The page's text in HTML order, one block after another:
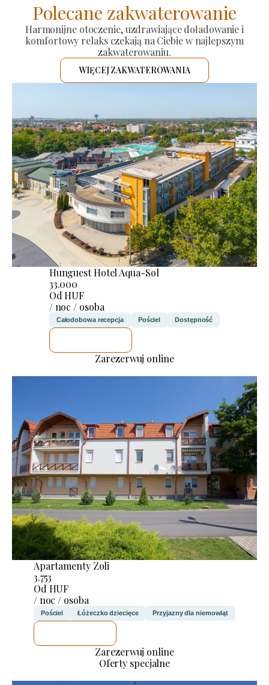
Polecane zakwaterowanie
Harmonijne otoczenie, uzdrawiające doładowanie i
komfortowy relaks czekają na Ciebie w najlepszym
zakwaterowaniu.
WIĘCEJ ZAKWATEROWANIA
Hunguest Hotel Aqua-Sol
33.000
Od HUF
/ noc / osoba
Całodobowa recepcja Pościel Dostępność
Zarezerwuj online
Apartamenty Zoli
3.753
Od HUF
/ noc / osoba
Pościel Łóżeczko dziecięce Przyjazny dla niemowląt
Zarezerwuj online
Oferty specjalne